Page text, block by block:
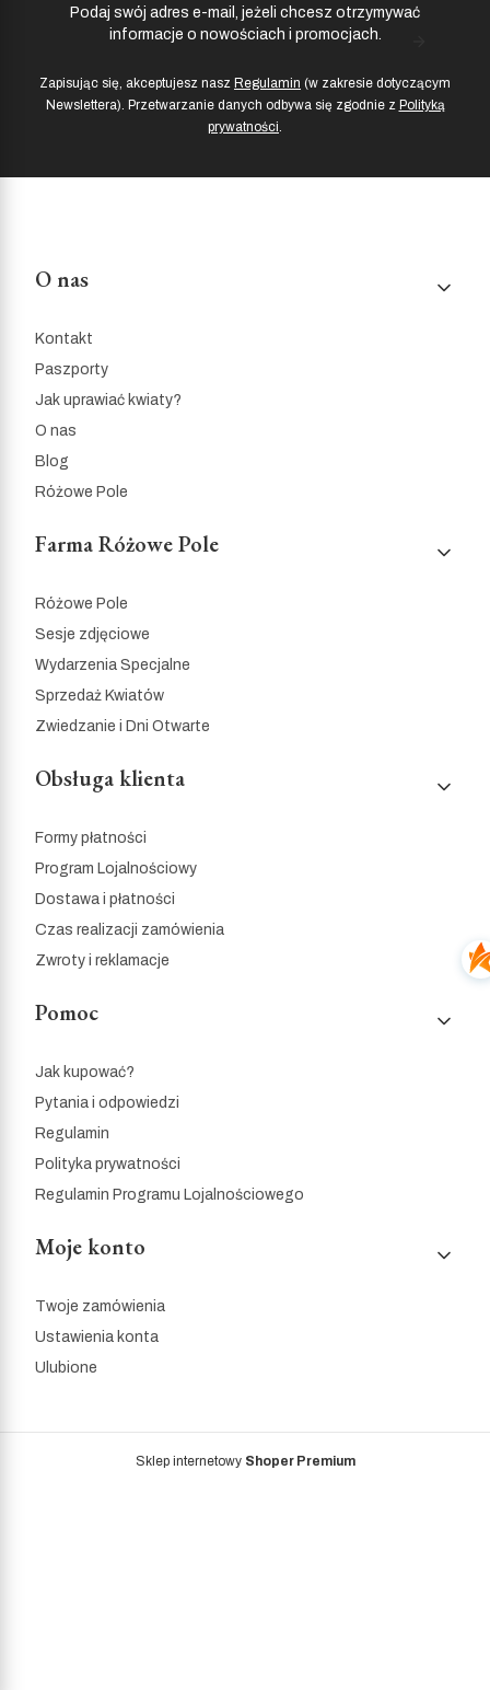
Podaj swój adres e-mail, jeżeli chcesz otrzymywać
informacje o nowościach i promocjach.
Zapisując się, akceptujesz nasz Regulamin (w zakresie dotyczącym
Newslettera). Przetwarzanie danych odbywa się zgodnie z Polityką
prywatności
Linki w stopce
O nas
Kontakt
Paszporty
Jak uprawiać kwiaty?
O nas
Blog
Różowe Pole
Farma Różowe Pole
Różowe Pole
Sesje zdjęciowe
Wydarzenia Specjalne
Sprzedaż Kwiatów
Zwiedzanie i Dni Otwarte
Obsługa klienta
Formy płatności
Program Lojalnościowy
Dostawa i płatności
Czas realizacji zamówienia
Zwroty i reklamacje
Pomoc
Jak kupować?
Pytania i odpowiedzi
Regulamin
Polityka prywatności
Regulamin Programu Lojalnościowego
Moje konto
Twoje zamówienia
Ustawienia konta
Ulubione
Sklep internetowy Shoper Premium